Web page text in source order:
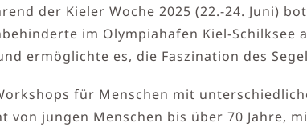
der Kieler Woche 2025 (22.-24. Juni)
im Olympiahafen Kiel-Schilksee
ermöglichte es, die Faszination des
für Menschen mit
von jungen Menschen bis über 70 Jahre,